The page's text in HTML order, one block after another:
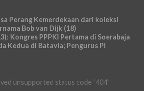
Perang Kemerdekaan dari koleksi
Bob van Dijk (18)
Kongres PPPKI Pertama di Soerabaja
Kedua di Batavia; Pengurus PI
unsupported status code "404"